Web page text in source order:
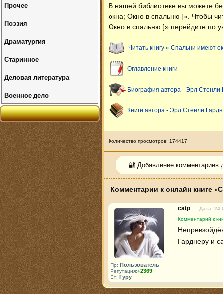
В нашей библиотеке вы можете
окна; Окно в спальню ]» . Чтобы
Окно в спальню ]» перейдите по
Читать книгу « Спальни имеют
Оглавление книги
Биография автора - Эрл Стенли
Книги автора - Эрл Стенли
Количество просмотров: 174417
🔐 Добавление комментариев
Комментарии к онлайн книге
Пр: Пользователь
Репутация:+2369
Ст: Гуру
catp
Дата:
Комментарий к
Гарднеру и
Прочее
Поэзия
Драматургия
Старинное
Деловая литература
Военное дело